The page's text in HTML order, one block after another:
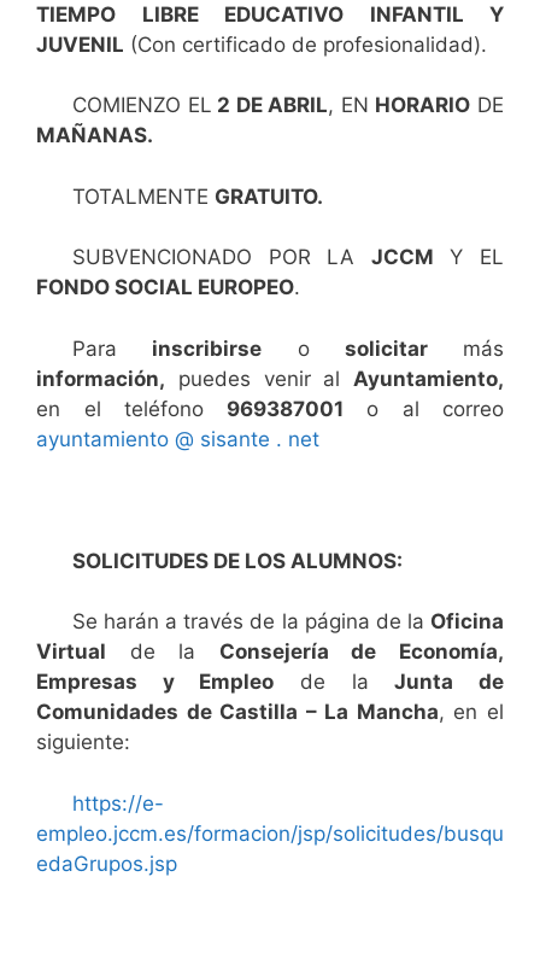
TIEMPO LIBRE EDUCATIVO INFANTIL Y
JUVENIL (Con certificado de profesionalidad).
COMIENZO EL 2 DE ABRIL, EN HORARIO DE
MAÑANAS.
TOTALMENTE GRATUITO.
SUBVENCIONADO POR LA JCCM Y EL
FONDO SOCIAL EUROPEO.
Para inscribirse o solicitarmás
información, puedes venir al Ayuntamiento,
en el teléfono 969387001 o al correo
ayuntamiento @ sisante . net
SOLICITUDES DE LOS ALUMNOS:
Se harán a través de la página de la Oficina
Virtual de la Consejería de Economía,
Empresas y Empleo de laJunta de
Comunidades de Castilla – La Mancha, en el
siguiente:
https://e-
empleo.jccm.es/formacion/jsp/solicitudes/busqu
edaGrupos.jsp